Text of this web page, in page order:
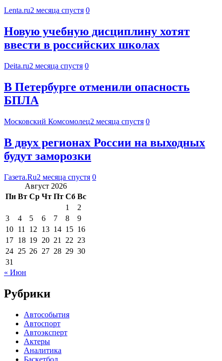
Lenta.ru2 месяца спустя 0
Новую учебную дисциплину хотят
ввести в российских школах
Deita.ru2 месяца спустя 0
В Петербурге отменили опасность
БПЛА
Московский Комсомолец2 месяца спустя 0
В двух регионах России на выходных
будут заморозки
Газета.Ru2 месяца спустя 0
Август 2026
Пн Вт Ср Чт Пт Сб Вс
1
2
3
4 5 6 7 8
9
10 11 12 13 14 15 16
17 18 19 20 21 22 23
24 25 26 27 28 29 30
31
« Июн
Рубрики
Автособытия
Автоспорт
Автоэксперт
Актеры
Аналитика
Баскетбол